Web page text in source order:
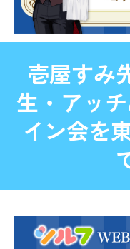
壱屋すみ
生・アッ
イン会を